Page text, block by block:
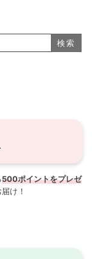
検索
500ポイントをプレゼ
け！